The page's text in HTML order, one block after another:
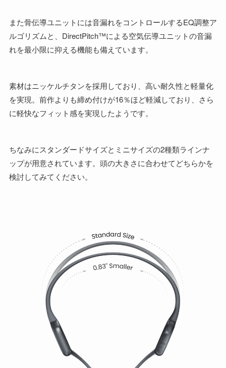
また骨伝導ユニットには音漏れをコントロールするEQ調整ア
ルゴリズムと、DirectPitch™による空気伝導ユニットの音漏
れを最小限に抑える機能も備えています。
素材はニッケルチタンを採用しており、高い耐久性と軽量化
を実現。前作よりも締め付けが16％ほど軽減しており、さら
に軽快なフィット感を実現したようです。
ちなみにスタンダードサイズとミニサイズの2種類ラインナ
ップが用意されています。頭の大きさに合わせてどちらかを
検討してみてください。